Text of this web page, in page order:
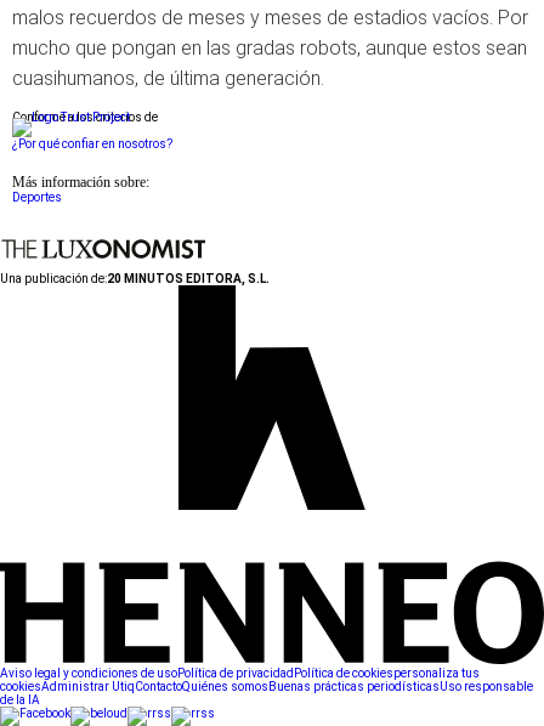
malos recuerdos de meses y meses de estadios vacíos. Por
mucho que pongan en las gradas robots, aunque estos sean
cuasihumanos, de última generación.
Conforme a los criterios de
¿Por qué confiar en nosotros?
Más información sobre:
Deportes
Una publicación de:20 MINUTOS EDITORA, S.L.
Aviso legal y condiciones de usoPolítica de privacidad Política de cookiespersonaliza tus
cookiesAdministrar UtiqContactoQuiénes somos Buenas prácticas periodísticasUso responsable
de la IA